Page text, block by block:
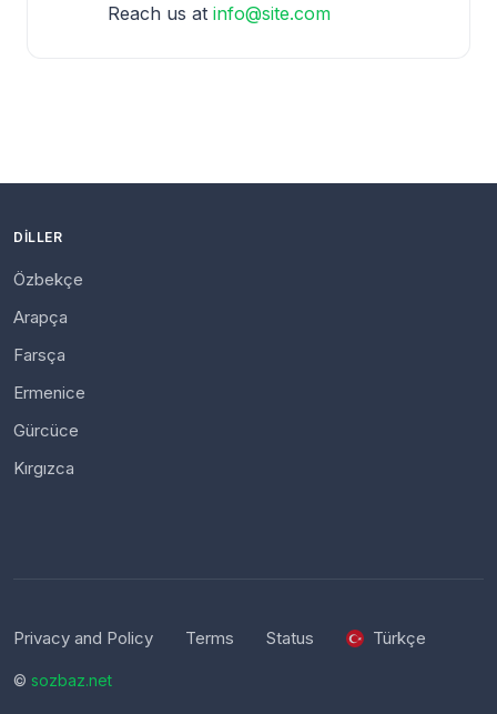
Reach us at info@site.com
DILLER
Özbekçe
Arapça
Farsça
Ermenice
Gürcüce
Kırgızca
Privacy and Policy Terms Status Türkçe
© sozbaz.net